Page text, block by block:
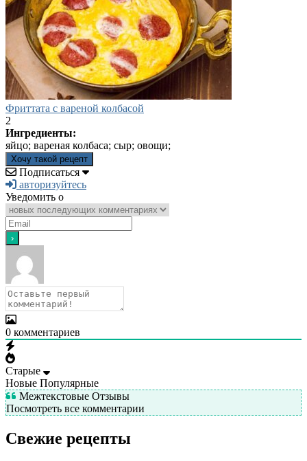
Фриттата с вареной колбасой
2
Ингредиенты:
яйцо; вареная колбаса; сыр; овощи;
Хочу такой рецепт
Подписаться
авторизуйтесь
Уведомить о
0 комментариев
Старые
Новые Популярные
Межтекстовые Отзывы
Посмотреть все комментарии
Свежие рецепты